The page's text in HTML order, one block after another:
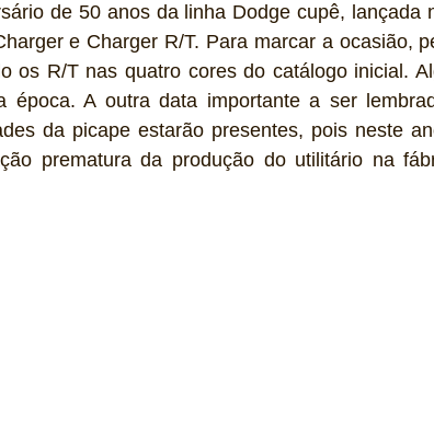
de 50 anos da linha Dodge cupê, lançada
e Charger R/T. Para marcar a ocasião,
os R/T nas quatro cores do catálogo inicial.
época. A outra data importante a ser
da picape estarão presentes, pois neste
prematura da produção do utilitário na